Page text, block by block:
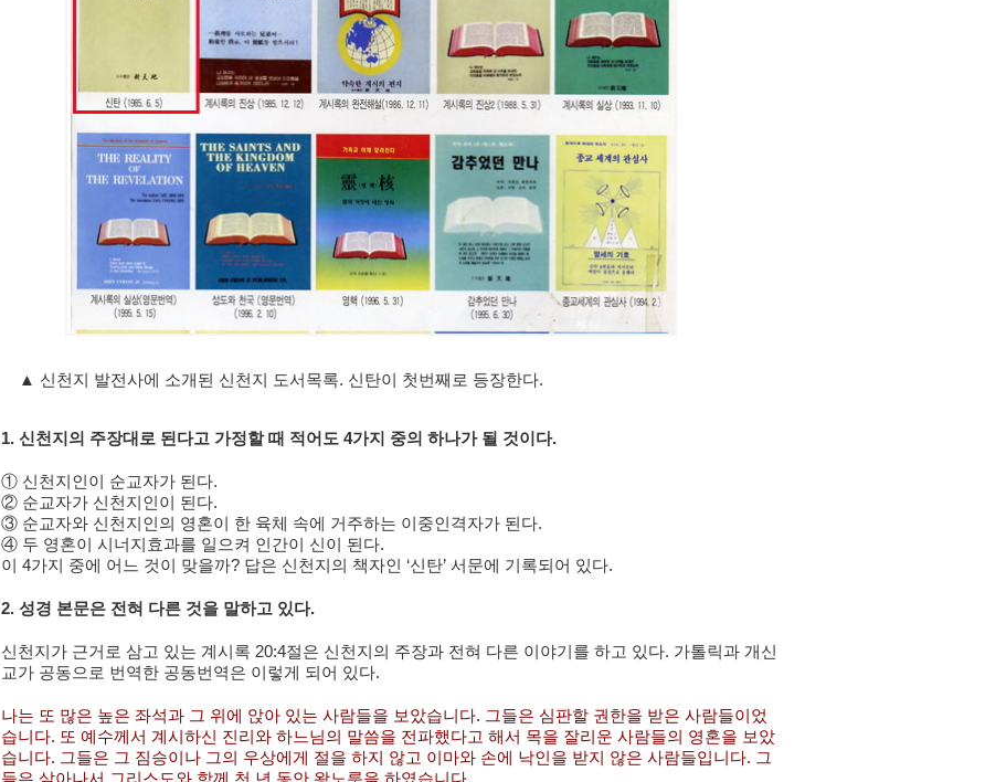
▲ 신천지 발전사에 소개된 신천지 도서목록. 신탄이 첫번째로 등장한다.
1. 신천지의 주장대로 된다고 가정할 때 적어도 4가지 중의 하나가 될 것이다.
① 신천지인이 순교자가 된다.
② 순교자가 신천지인이 된다.
③ 순교자와 신천지인의 영혼이 한 육체 속에 거주하는 이중인격자가 된다.
④ 두 영혼이 시너지효과를 일으켜 인간이 신이 된다.
이 4가지 중에 어느 것이 맞을까? 답은 신천지의 책자인 ‘신탄’ 서문에 기록되어 있다.
2. 성경 본문은 전혀 다른 것을 말하고 있다.
신천지가 근거로 삼고 있는 계시록 20:4절은 신천지의 주장과 전혀 다른 이야기를 하고 있다. 가톨릭과 개신
교가 공동으로 번역한 공동번역은 이렇게 되어 있다.
나는 또 많은 높은 좌석과 그 위에 앉아 있는 사람들을 보았습니다. 그들은 심판할 권한을 받은 사람들이었
습니다. 또 예수께서 계시하신 진리와 하느님의 말씀을 전파했다고 해서 목을 잘리운 사람들의 영혼을 보았
습니다. 그들은 그 짐승이나 그의 우상에게 절을 하지 않고 이마와 손에 낙인을 받지 않은 사람들입니다. 그